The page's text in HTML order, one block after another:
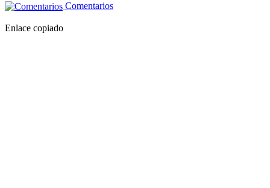
Comentarios
Enlace copiado